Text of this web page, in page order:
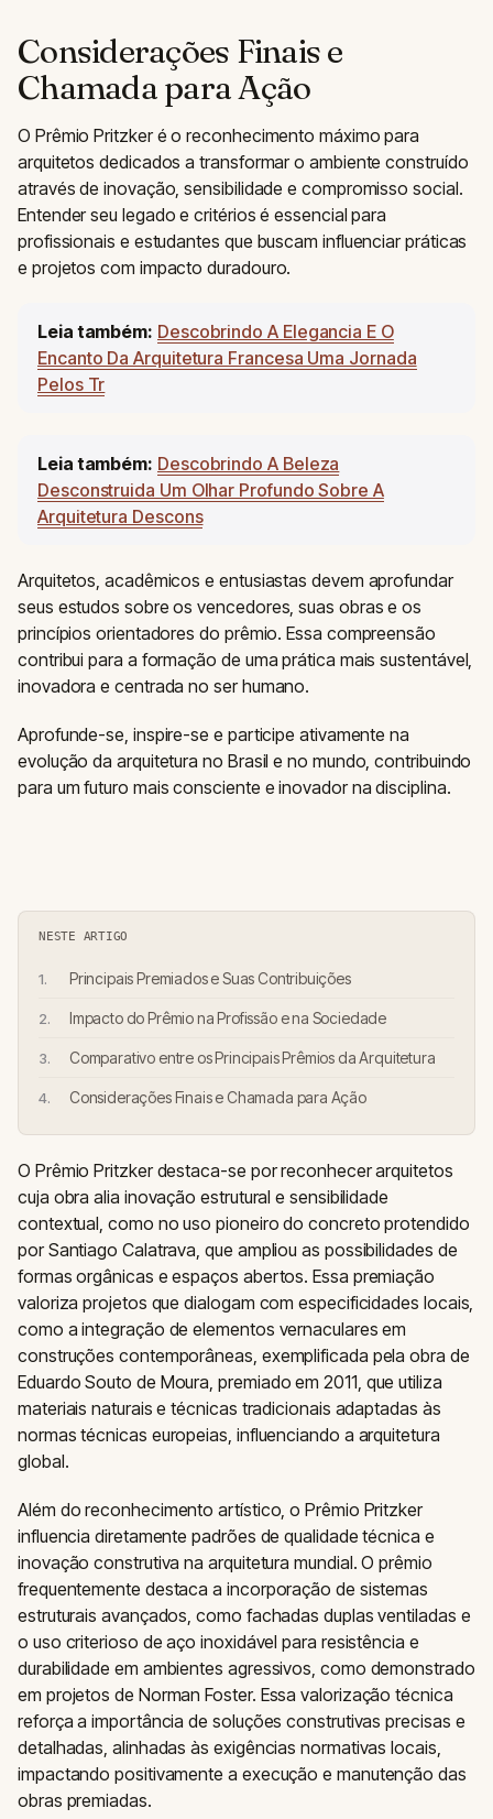
Considerações Finais e
Chamada para Ação
O Prêmio Pritzker é o reconhecimento máximo para
arquitetos dedicados a transformar o ambiente construído
através de inovação, sensibilidade e compromisso social.
Entender seu legado e critérios é essencial para
profissionais e estudantes que buscam influenciar práticas
e projetos com impacto duradouro.
Leia também: Descobrindo A Elegancia E O
Encanto Da Arquitetura Francesa Uma Jornada
Pelos Tr
Leia também: Descobrindo A Beleza
Desconstruida Um Olhar Profundo Sobre A
Arquitetura Descons
Arquitetos, acadêmicos e entusiastas devem aprofundar
seus estudos sobre os vencedores, suas obras e os
princípios orientadores do prêmio. Essa compreensão
contribui para a formação de uma prática mais sustentável,
inovadora e centrada no ser humano.
Aprofunde-se, inspire-se e participe ativamente na
evolução da arquitetura no Brasil e no mundo, contribuindo
para um futuro mais consciente e inovador na disciplina.
NESTE ARTIGO
Principais Premiados e Suas Contribuições
Impacto do Prêmio na Profissão e na Sociedade
Comparativo entre os Principais Prêmios da Arquitetura
Considerações Finais e Chamada para Ação
O Prêmio Pritzker destaca-se por reconhecer arquitetos
cuja obra alia inovação estrutural e sensibilidade
contextual, como no uso pioneiro do concreto protendido
por Santiago Calatrava, que ampliou as possibilidades de
formas orgânicas e espaços abertos. Essa premiação
valoriza projetos que dialogam com especificidades locais,
como a integração de elementos vernaculares em
construções contemporâneas, exemplificada pela obra de
Eduardo Souto de Moura, premiado em 2011, que utiliza
materiais naturais e técnicas tradicionais adaptadas às
normas técnicas europeias, influenciando a arquitetura
global.
Além do reconhecimento artístico, o Prêmio Pritzker
influencia diretamente padrões de qualidade técnica e
inovação construtiva na arquitetura mundial. O prêmio
frequentemente destaca a incorporação de sistemas
estruturais avançados, como fachadas duplas ventiladas e
o uso criterioso de aço inoxidável para resistência e
durabilidade em ambientes agressivos, como demonstrado
em projetos de Norman Foster. Essa valorização técnica
reforça a importância de soluções construtivas precisas e
detalhadas, alinhadas às exigências normativas locais,
impactando positivamente a execução e manutenção das
obras premiadas.